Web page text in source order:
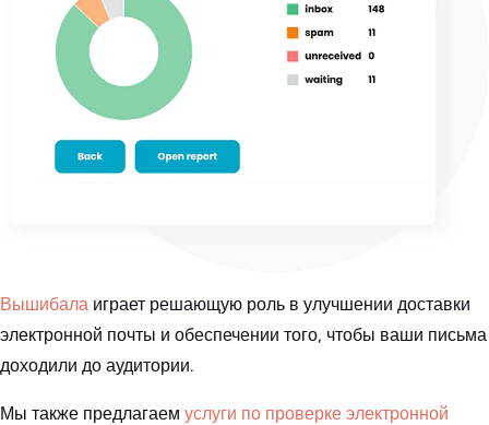
Вышибала играет решающую роль в улучшении доставки
электронной почты и обеспечении того, чтобы ваши письма
доходили до аудитории.
Мы также предлагаем услуги по проверке электронной